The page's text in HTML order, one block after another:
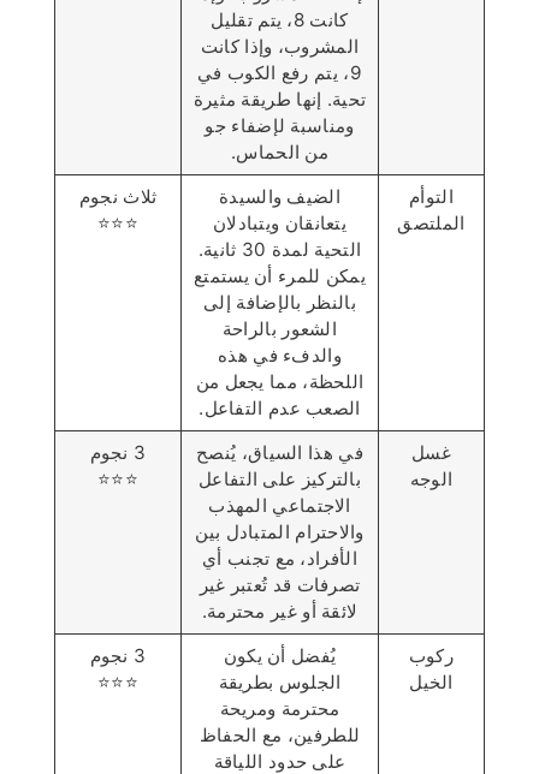
كانت 8، يتم تقليل
المشروب، وإذا كانت
9، يتم رفع الكوب في
تحية. إنها طريقة مثيرة
ومناسبة لإضفاء جو
من الحماس.
التوأم
الملتصق
الضيف والسيدة
يتعانقان ويتبادلان
التحية لمدة 30 ثانية.
يمكن للمرء أن يستمتع
بالنظر بالإضافة إلى
الشعور بالراحة
والدفء في هذه
اللحظة، مما يجعل من
الصعب عدم التفاعل.
ثلاث نجوم
⭐️⭐️⭐️
غسل
الوجه
في هذا السياق، يُنصح
بالتركيز على التفاعل
الاجتماعي المهذب
والاحترام المتبادل بين
الأفراد، مع تجنب أي
تصرفات قد تُعتبر غير
لائقة أو غير محترمة.
3 نجوم
⭐️⭐️⭐️
ركوب
الخيل
يُفضل أن يكون
الجلوس بطريقة
محترمة ومريحة
للطرفين، مع الحفاظ
على حدود اللياقة
3 نجوم
⭐️⭐️⭐️